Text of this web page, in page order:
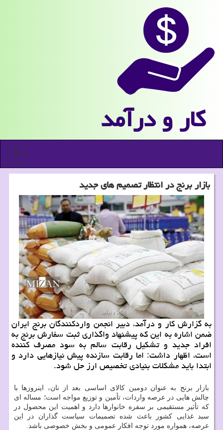
كار و درآمد
منو
بازار برنج در انتظار تصمیم های جدید
به گزارش کار و درآمد، دبیر انجمن واردکنندگان برنج ایران
ضمن اشاره به این که پیشنهاد واگذاری ثبت سفارش برنج به
افراد جدید و تشکیل رقابت سالم به سود مصرف کننده
است، اظهار داشت: اما رقابت سازنده پیش نیازهایی دارد و
ابتدا باید مشکلات بنیادی تخصیص ارز حل شود.
بازار برنج به عنوان دومین کالای اساسی بعد از نان، اینروزها با
چالش هایی در عرصه واردات، تأمین و توزیع مواجه است؛ مساله ای
که تأثیر مستقیمی بر سفره خانوارها دارد و اهمیت این محصول در
سبد غذایی کشور باعث شده تصمیمات سیاست گذاران در این
عرصه، همواره مورد توجه افکار عمومی و بخش خصوصی باشد.